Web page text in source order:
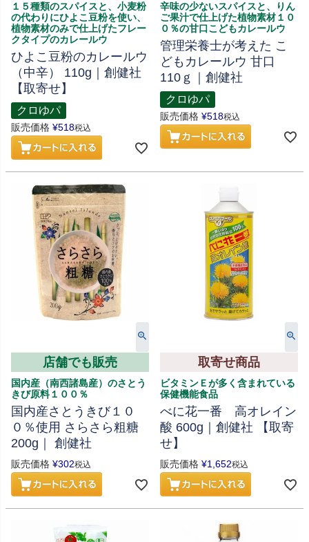
１５種類のスパイスと、小麦粉
の代わりにひよこ豆粉を使い、
植物素材のみで仕上げたフレー
クタイプのカレールウ
ひよこ豆粉のカレールウ
（中辛） 110g｜創健社
【取寄せ】
クロゆパ
販売価格 ¥518税込
辛味の少ないスパイスと、りん
ご果汁で仕上げた植物素材１０
０％の甘口こどもカレールウ
管理栄養士が考えた こ
どもカレールウ 甘口
110ｇ｜創健社
クロゆパ
販売価格 ¥518税込
店舗でも販売
国内産（南西諸島産）のさとう
きび原料１００％
国内産さとうきび１０
０％使用 さらさら粗糖
200g｜ 創健社
販売価格 ¥302税込
取寄せ商品
ビタミンＥが多く含まれている
保健機能食品
べに花一番 高オレイン
酸 600g｜創健社 【取寄
せ】
販売価格 ¥1,652税込